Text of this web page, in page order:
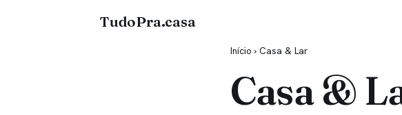
TudoPra.casa
Início › Casa & Lar
Casa &